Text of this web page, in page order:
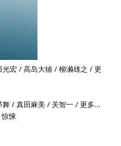
宏 / 高岛大辅 / 柳濑雄之 / 更
/ 真田麻美 / 关智一 / 更多...
悚